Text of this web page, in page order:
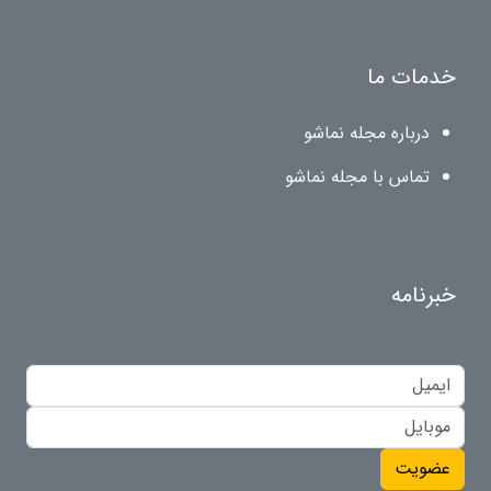
خدمات ما
درباره مجله نماشو
تماس با مجله نماشو
خبرنامه
عضویت